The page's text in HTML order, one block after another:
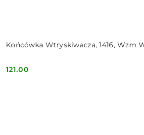
Końcówka Wtryskiwacza, 1416, Wzm
Cena:
121.00